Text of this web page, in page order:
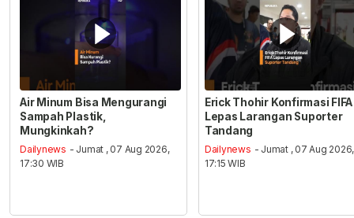
Air Minum Bisa Mengurangi
Sampah Plastik,
Mungkinkah?
Dailynews - Jumat , 07 Aug 2026,
17:30 WIB
Erick Thohir Konfirmasi FIFA
Lepas Larangan Suporter
Tandang
Dailynews - Jumat , 07 Aug 2026,
17:15 WIB